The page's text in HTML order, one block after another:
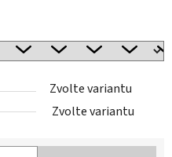
Zvolte variantu
Zvolte variantu